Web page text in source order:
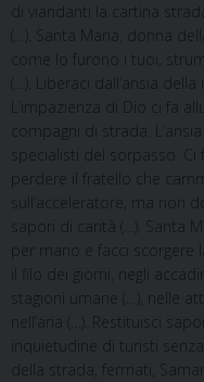
di viandanti la cartina
(…). Santa Maria, donna
come lo furono i tuoi,
(…). Liberaci dall’ansia
L’impazienza di Dio ci fa
compagni di strada.
specialisti del sorpasso.
perdere il fratello che
sull’acceleratore, ma non
sapori di carità (…). Santa
per mano e facci scorgere
il filo dei giorni, negli
stagioni umane (…), nelle
nell’aria (…). Restituisci
inquietudine di turisti
della strada, fermati,